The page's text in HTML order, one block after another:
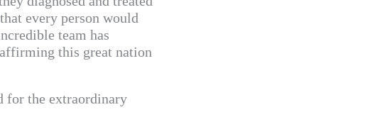
every person would
team has
this great nation
for the extraordinary